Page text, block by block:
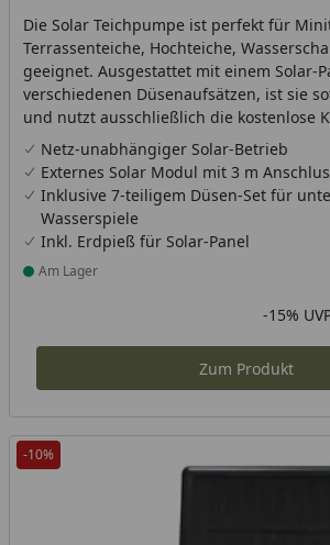
Die Solar Teichpumpe ist perfekt für
Terrassenteiche, Hochteiche,
geeignet. Ausgestattet mit einem Solar-
verschiedenen Düsenaufsätzen, ist sie
und nutzt ausschließlich die kostenlose
Netz-unabhängiger Solar-Betrieb
Externes Solar Modul mit 3 m
Inklusive 7-teiligem Düsen-Set für
Wasserspiele
Inkl. Erdpieß für Solar-Panel
Produkt am Lager
Am Lager
Rabatt
-15%
Zum Produkt
-10%